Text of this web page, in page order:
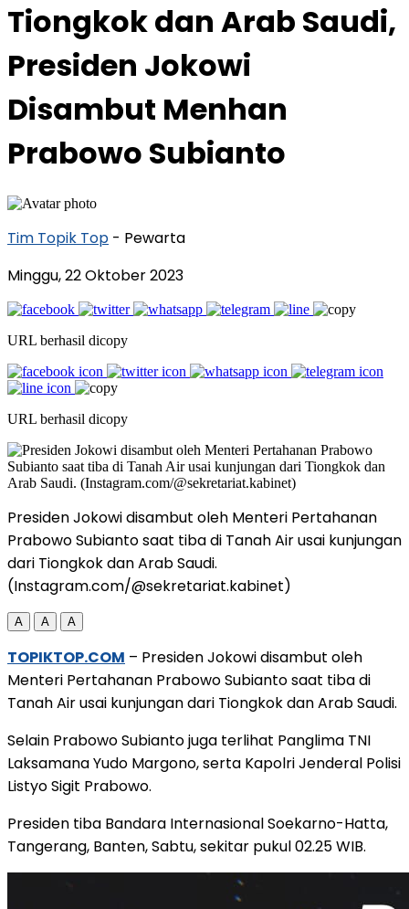
Tiongkok dan Arab Saudi,
Presiden Jokowi
Disambut Menhan
Prabowo Subianto
Tim Topik Top - Pewarta
Minggu, 22 Oktober 2023
URL berhasil dicopy
URL berhasil dicopy
Presiden Jokowi disambut oleh Menteri Pertahanan
Prabowo Subianto saat tiba di Tanah Air usai kunjungan
dari Tiongkok dan Arab Saudi.
(Instagram.com/@sekretariat.kabinet)
A A A
TOPIKTOP.COM – Presiden Jokowi disambut oleh
Menteri Pertahanan Prabowo Subianto saat tiba di
Tanah Air usai kunjungan dari Tiongkok dan Arab Saudi.
Selain Prabowo Subianto juga terlihat Panglima TNI
Laksamana Yudo Margono, serta Kapolri Jenderal Polisi
Listyo Sigit Prabowo.
Presiden tiba Bandara Internasional Soekarno-Hatta,
Tangerang, Banten, Sabtu, sekitar pukul 02.25 WIB.